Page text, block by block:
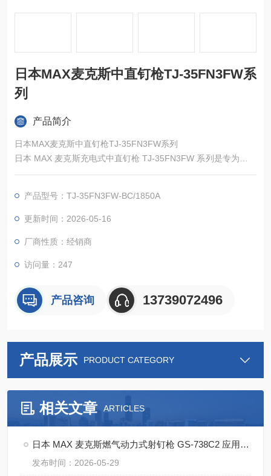
日本MAX麦克斯中直钉枪TJ-35FN3FW系
列
产品简介
日本MAX麦克斯中直钉枪TJ-35FN3FW系列
日本 MAX 麦克斯充电式中直钉枪 TJ-35FN3FW 系列是专为建筑
型枠作业设计的专业无线饰面钉工具，适配 15-35mm 规格的中
与高功率无刷电机，实现打込力较传统机型提升约 50% 的性能飞
跃。
产品型号：TJ-35FN3FW-BC/1850A
更新时间：2026-05-16
厂商性质：经销商
访问量：247
产品咨询 13739072496
产品展示 PRODUCT CATEGORY
相关文章 ARTICLES
日本 MAX 麦克斯燃气动力式射钉枪 GS-738C2 应用案例
发布时间：2026-05-29